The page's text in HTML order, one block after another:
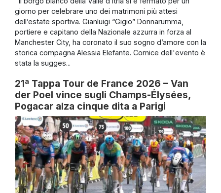
giorno per celebrare uno dei matrimoni più attesi
dell’estate sportiva. Gianluigi “Gigio” Donnarumma,
portiere e capitano della Nazionale azzurra in forza al
Manchester City, ha coronato il suo sogno d’amore con la
storica compagna Alessia Elefante. Cornice dell'evento è
stata la sugges...
21ª Tappa Tour de France 2026 – Van
der Poel vince sugli Champs-Élysées,
Pogacar alza cinque dita a Parigi